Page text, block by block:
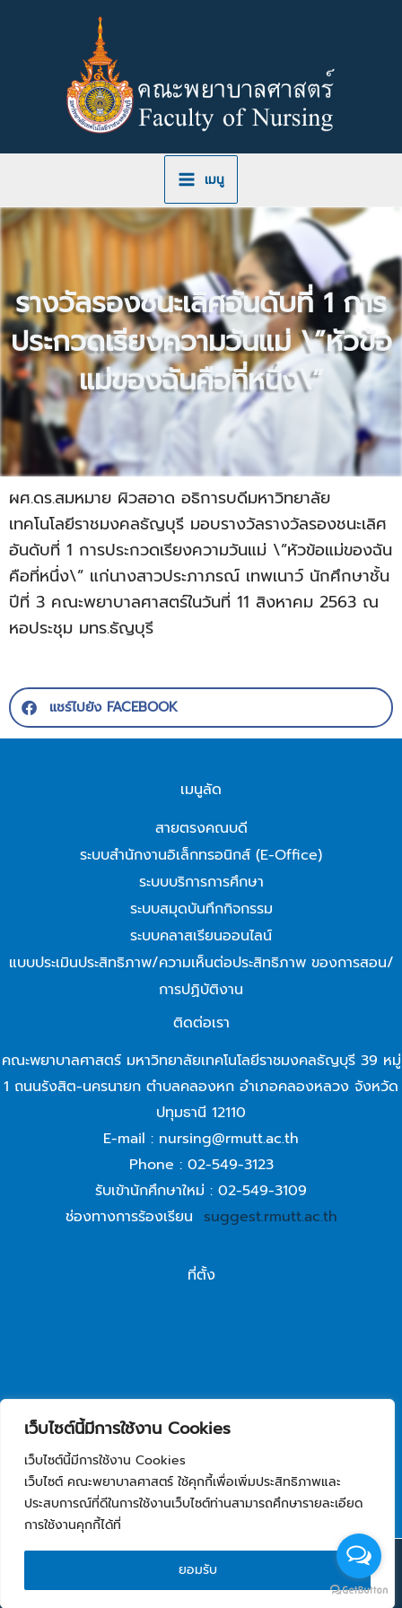
เว็บไซต์นี้มีการใช้งาน Cookies
เว็บไซต์นี้มีการใช้งาน Cookies
เว็บไซต์ คณะพยาบาลศาสตร์ ใช้คุกกี้เพื่อเพิ่มประสิทธิภาพและ
ประสบการณ์ที่ดีในการใช้งานเว็บไซต์ท่านสามารถศึกษารายละเอียด
การใช้งานคุกกี้ได้ที่
ยอมรับ
เมนู
รางวัลรองชนะเลิศอันดับที่ 1 การ
ประกวดเรียงความวันแม่ \”หัวข้อ
แม่ของฉันคือที่หนึ่ง\”
ผศ.ดร.สมหมาย ผิวสอาด อธิการบดีมหาวิทยาลัย
เทคโนโลยีราชมงคลธัญบุรี มอบรางวัลรางวัลรองชนะเลิศ
อันดับที่ 1 การประกวดเรียงความวันแม่ \”หัวข้อแม่ของฉัน
คือที่หนึ่ง\” แก่นางสาวประภาภรณ์ เทพเนาว์ นักศึกษาชั้น
ปีที่ 3 คณะพยาบาลศาสตร์ในวันที่ 11 สิงหาคม 2563 ณ
หอประชุม มทร.ธัญบุรี
แชร์ไปยัง FACEBOOK
เมนูลัด
สายตรงคณบดี
ระบบสำนักงานอิเล็กทรอนิกส์ (E-Office)
ระบบบริการการศึกษา
ระบบสมุดบันทึกกิจกรรม
ระบบคลาสเรียนออนไลน์
แบบประเมินประสิทธิภาพ/ความเห็นต่อประสิทธิภาพ ของการสอน/
การปฏิบัติงาน
ติดต่อเรา
คณะพยาบาลศาสตร์ มหาวิทยาลัยเทคโนโลยีราชมงคลธัญบุรี 39 หมู่
1 ถนนรังสิต-นครนายก ตำบลคลองหก อำเภอคลองหลวง จังหวัด
ปทุมธานี 12110
E-mail : nursing@rmutt.ac.th
Phone : 02-549-3123
รับเข้านักศึกษาใหม่ : 02-549-3109
ช่องทางการร้องเรียน suggest.rmutt.ac.th
ที่ตั้ง
Copyright © 2026 คณะพยาบาลศาสตร์ มหาวิทยาลัย
เทคโนโลยีราชมงคลธัญบุรี